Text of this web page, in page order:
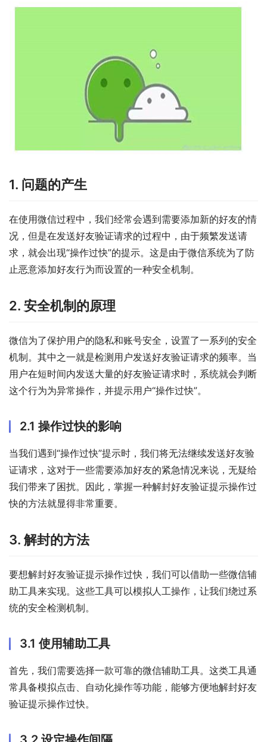
1. 问题的产生
在使用微信过程中，我们经常会遇到需要添加新的好友的情
况，但是在发送好友验证请求的过程中，由于频繁发送请
求，就会出现“操作过快”的提示。这是由于微信系统为了防
止恶意添加好友行为而设置的一种安全机制。
2. 安全机制的原理
微信为了保护用户的隐私和账号安全，设置了一系列的安全
机制。其中之一就是检测用户发送好友验证请求的频率。当
用户在短时间内发送大量的好友验证请求时，系统就会判断
这个行为为异常操作，并提示用户“操作过快”。
2.1 操作过快的影响
当我们遇到“操作过快”提示时，我们将无法继续发送好友验
证请求，这对于一些需要添加好友的紧急情况来说，无疑给
我们带来了困扰。因此，掌握一种解封好友验证提示操作过
快的方法就显得非常重要。
3. 解封的方法
要想解封好友验证提示操作过快，我们可以借助一些微信辅
助工具来实现。这些工具可以模拟人工操作，让我们绕过系
统的安全检测机制。
3.1 使用辅助工具
首先，我们需要选择一款可靠的微信辅助工具。这类工具通
常具备模拟点击、自动化操作等功能，能够方便地解封好友
验证提示操作过快。